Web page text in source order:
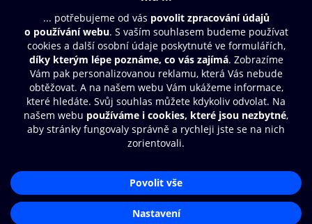
Obsah ke stažení
Moje O2 Knihovna
Další zábava
© O2 Czech Republic a.s.
Zásady zpracování osobních údajůAplikace O2 Knihovna
Čti a poslouchej své e-knihy a